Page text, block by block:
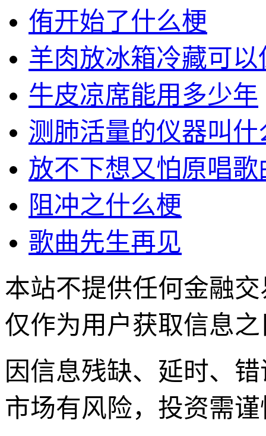
侑开始了什么梗
羊肉放冰箱冷藏可
牛皮凉席能用多少年
测肺活量的仪器叫什
放不下想又怕原唱歌
阻冲之什么梗
歌曲先生再见
本站不提供任何金融
仅作为用户获取信息
因信息残缺、延时、
市场有风险，投资需